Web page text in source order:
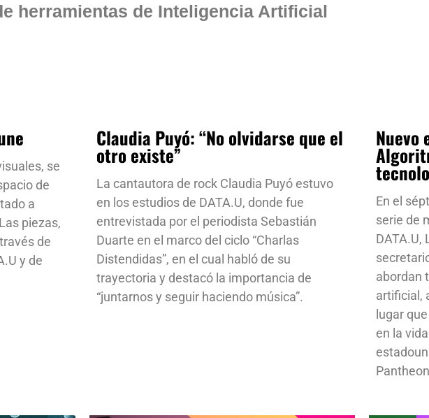
herramientas de Inteligencia Artificial
se
de
a
piezas,
de
y de
Claudia Puyó: “No olvidarse que el
otro existe”
La cantautora de rock Claudia Puyó estuvo
en los estudios de DATA.U, donde fue
entrevistada por el periodista Sebastián
Duarte en el marco del ciclo “Charlas
Distendidas”, en el cual habló de su
trayectoria y destacó la importancia de
“juntarnos y seguir haciendo música”.
Nuevo
En el
serie de
DATA.U,
abordan
artificial,
lugar
en la